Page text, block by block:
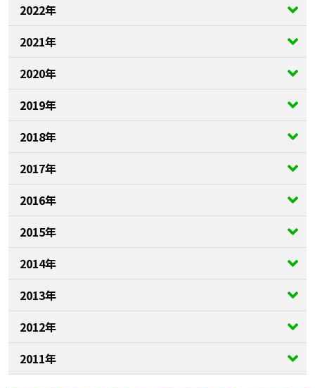
2022年
2021年
2020年
2019年
2018年
2017年
2016年
2015年
2014年
2013年
2012年
2011年